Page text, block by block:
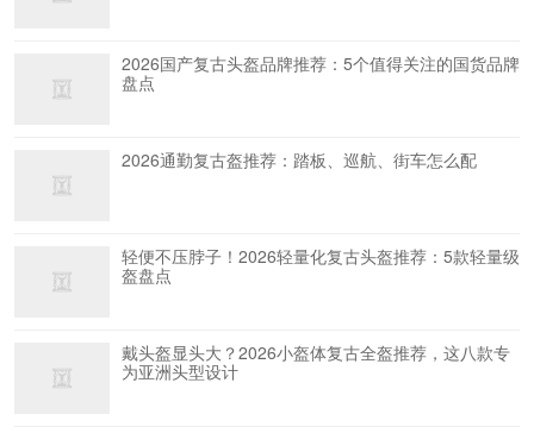
2026国产复古头盔品牌推荐：5个值得关注的国货品牌
盘点
2026通勤复古盔推荐：踏板、巡航、街车怎么配
轻便不压脖子！2026轻量化复古头盔推荐：5款轻量级
盔盘点
戴头盔显头大？2026小盔体复古全盔推荐，这八款专
为亚洲头型设计